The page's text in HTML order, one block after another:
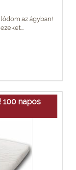
az ágyban!
100 napos